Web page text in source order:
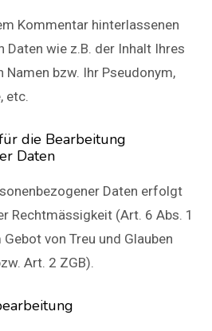
Kommentar hinterlassenen
Daten wie z.B. der Inhalt Ihres
Namen bzw. Ihr Pseudonym,
etc.
die Bearbeitung
Daten
Daten erfolgt
Rechtmässigkeit (Art. 6 Abs. 1
von Treu und Glauben
Art. 2 ZGB).